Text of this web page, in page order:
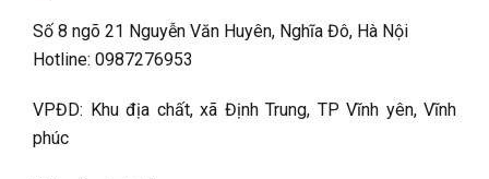
Số 8 ngõ 21 Nguyễn Văn Huyên, Nghĩa Đô, Hà Nội
Hotline: 0987276953
VPĐD: Khu địa chất, xã Định Trung, TP Vĩnh yên, Vĩnh
phúc